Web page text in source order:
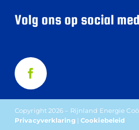
Volg ons op social
Copyright 2026 – Rijnland Energie
Privacyverklaring |Cookiebeleid